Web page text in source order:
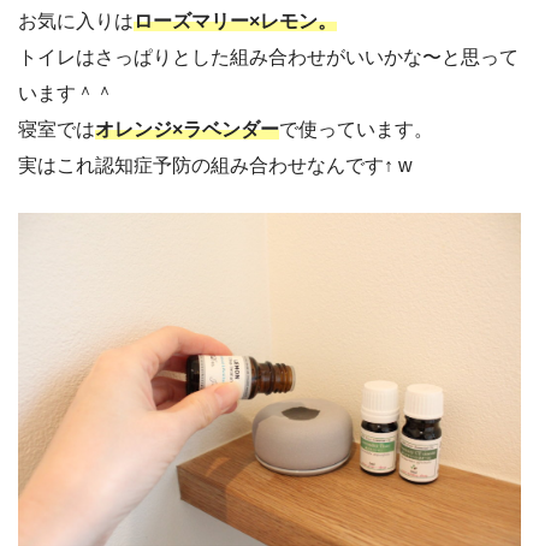
お気に入りはローズマリー×レモン。
トイレはさっぱりとした組み合わせがいいかな〜と思って
います＾＾
寝室ではオレンジ×ラベンダーで使っています。
実はこれ認知症予防の組み合わせなんです↑ w